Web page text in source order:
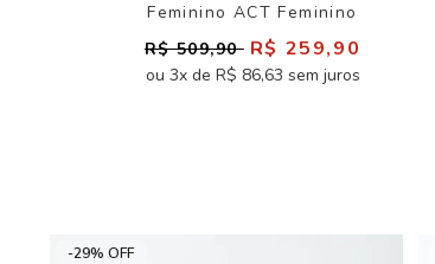
Feminino ACT Feminino
R$ 509,90 R$ 259,90
ou 3x de R$ 86,63 sem juros
-29% OFF